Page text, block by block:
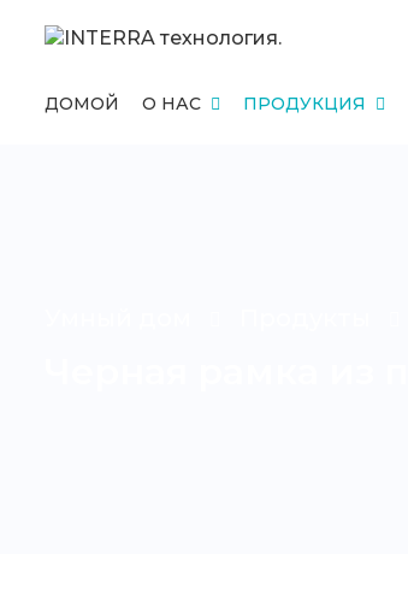
ДОМОЙ О НАС ПРОДУКЦИЯ